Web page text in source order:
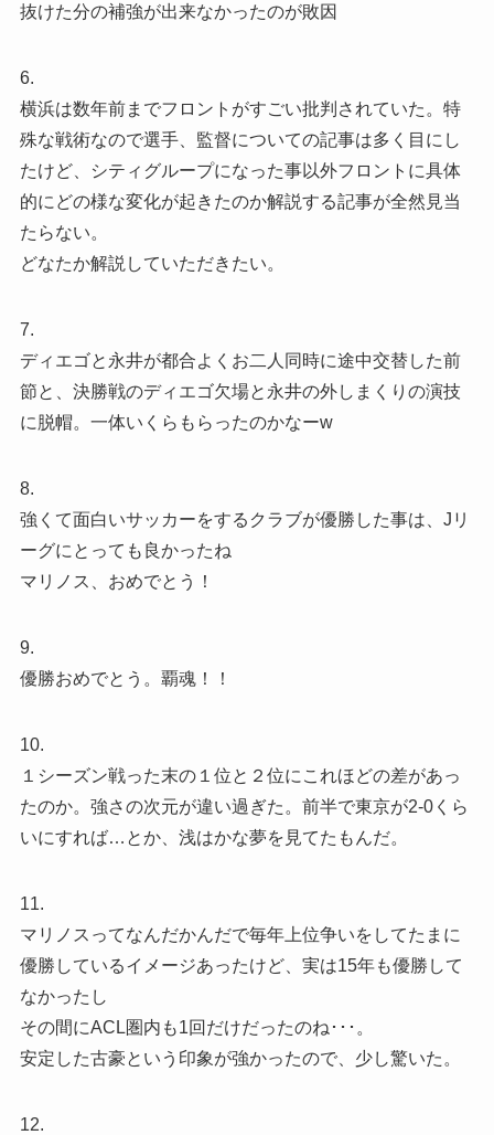
抜けた分の補強が出来なかったのが敗因
6.
横浜は数年前までフロントがすごい批判されていた。特
殊な戦術なので選手、監督についての記事は多く目にし
たけど、シティグループになった事以外フロントに具体
的にどの様な変化が起きたのか解説する記事が全然見当
たらない。
どなたか解説していただきたい。
7.
ディエゴと永井が都合よくお二人同時に途中交替した前
節と、決勝戦のディエゴ欠場と永井の外しまくりの演技
に脱帽。一体いくらもらったのかなーw
8.
強くて面白いサッカーをするクラブが優勝した事は、Jリ
ーグにとっても良かったね
マリノス、おめでとう！
9.
優勝おめでとう。覇魂！！
10.
１シーズン戦った末の１位と２位にこれほどの差があっ
たのか。強さの次元が違い過ぎた。前半で東京が2-0くら
いにすれば…とか、浅はかな夢を見てたもんだ。
11.
マリノスってなんだかんだで毎年上位争いをしてたまに
優勝しているイメージあったけど、実は15年も優勝して
なかったし
その間にACL圏内も1回だけだったのね･･･。
安定した古豪という印象が強かったので、少し驚いた。
12.